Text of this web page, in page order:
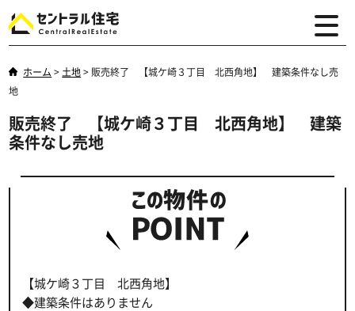
ホーム > 土地> 販売終了 【城ケ崎３丁目 北西角地】 建築条件なし売
地
販売終了 【城ケ崎３丁目 北西角地】 建築
条件なし売地
【城ケ崎３丁目 北西角地】
◆建築条件はありません